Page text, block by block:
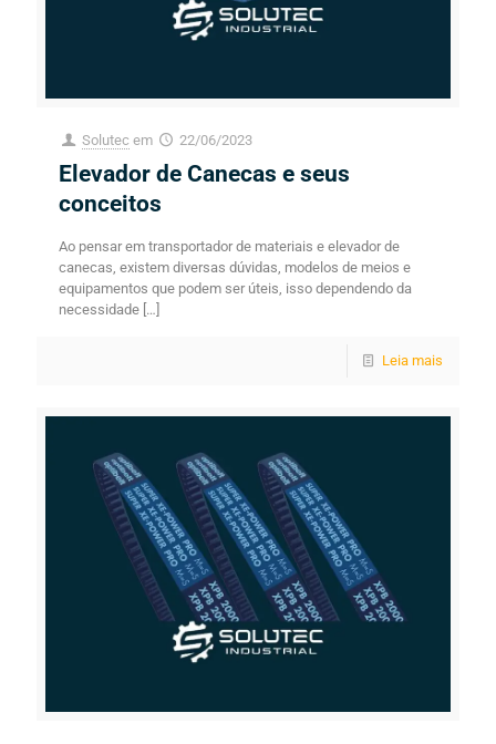
Solutec em 22/06/2023
Elevador de Canecas e seus
conceitos
Ao pensar em transportador de materiais e elevador de
canecas, existem diversas dúvidas, modelos de meios e
equipamentos que podem ser úteis, isso dependendo da
necessidade […]
Leia mais